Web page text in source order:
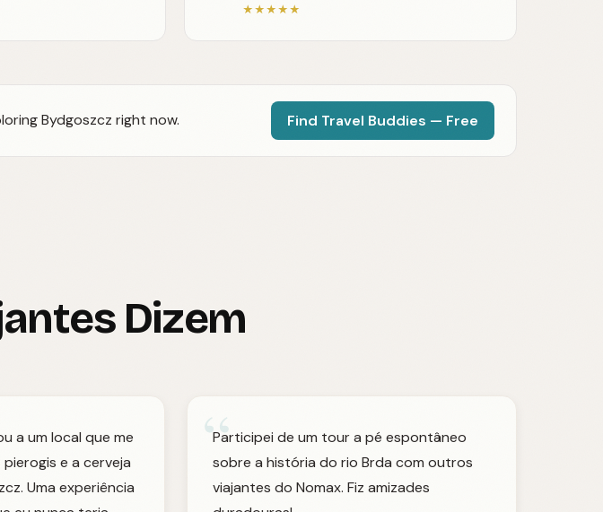
★★★★★
Bydgoszcz right now. Find Travel Buddies — Free
Dizem
a um local que me
e a cerveja
Uma experiência
“
Participei de um tour a pé espontâneo
sobre a história do rio Brda com outros
viajantes do Nomax. Fiz amizades